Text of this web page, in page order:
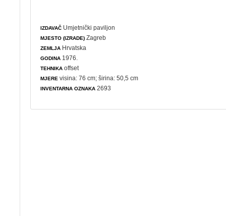
IZDAVAČ Umjetnički paviljon
MJESTO (IZRADE) Zagreb
ZEMLJA Hrvatska
GODINA 1976.
TEHNIKA offset
MJERE visina: 76 cm; širina: 50,5 cm
INVENTARNA OZNAKA 2693